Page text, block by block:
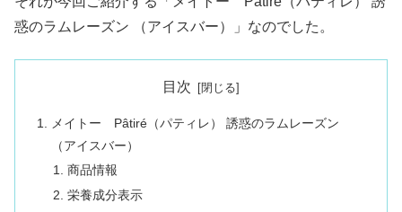
惑のラムレーズン （アイスバー）」なのでした。
目次
メイトー Pâtiré（パティレ） 誘惑のラムレーズン
（アイスバー）
商品情報
栄養成分表示